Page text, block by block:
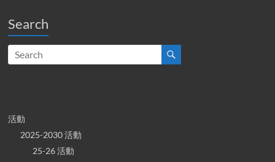
Search
活動
2025-2030 活動
25-26 活動